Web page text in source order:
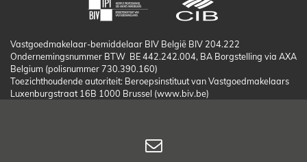
Vastgoedmakelaar-bemiddelaar BIV België BIV 204.222
Ondernemingsnummer BTW BE 442.242.004, BA Borgstelling via AXA
Belgium (polisnummer 730.390.160)
Toezichthoudende autoriteit: Beroepsinstituut van Vastgoedmakelaars
Luxenburgstraat 16B 1000 Brussel (www.biv.be)